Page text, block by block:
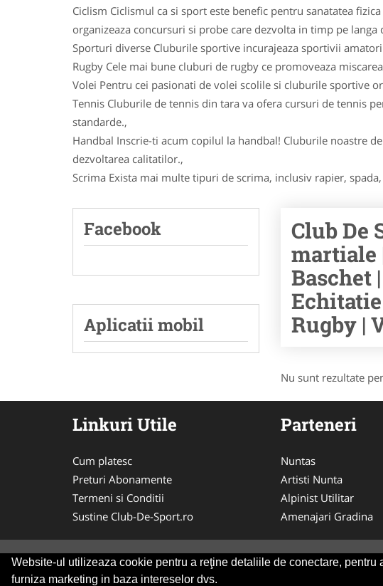
Website-ul utilizeaza cookie pentru a reţine detaliile de conectare,
furniza marketing in baza intereselor dvs.
Ciclism Ciclismul ca si sport este benefic pentru sanatatea
organizeaza concursuri si probe care dezvolta in timp pe
Sporturi diverse Cluburile sportive incurajeaza sportivii
Rugby Cele mai bune cluburi de rugby ce promoveaza
Volei Pentru cei pasionati de volei scolile si cluburile sportive
Tennis Cluburile de tennis din tara va ofera cursuri de tennis
standarde.,
Handbal Inscrie-ti acum copilul la handbal! Cluburile noastre
dezvoltarea calitatilor.,
Scrima Exista mai multe tipuri de scrima, inclusiv rapier,
Facebook
Aplicatii mobil
Club De
martiale
Baschet
Echitatie
Rugby |
Nu sunt rezultate
Linkuri Utile
Cum platesc
Preturi Abonamente
Termeni si Conditii
Sustine Club-De-Sport.ro
Parteneri
Nuntas
Artisti Nunta
Alpinist Utilitar
Amenajari Gradina
© 2014-2026ANPC SOL